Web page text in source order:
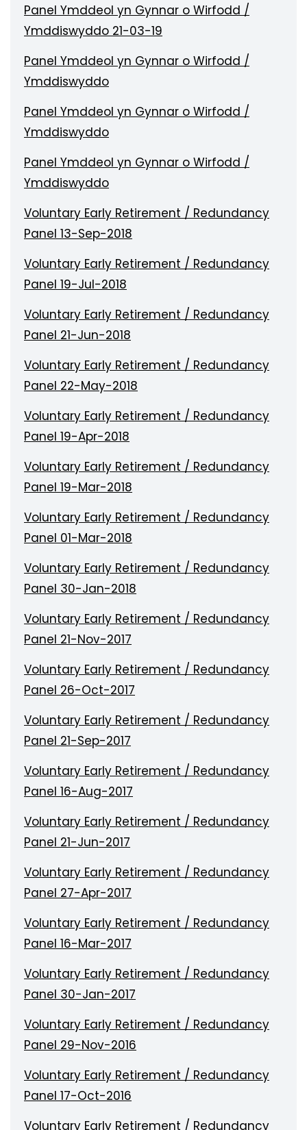
Panel Ymddeol yn Gynnar o Wirfodd /
Ymddiswyddo 21-03-19
Panel Ymddeol yn Gynnar o Wirfodd /
Ymddiswyddo
Panel Ymddeol yn Gynnar o Wirfodd /
Ymddiswyddo
Panel Ymddeol yn Gynnar o Wirfodd /
Ymddiswyddo
Voluntary Early Retirement / Redundancy
Panel 13-Sep-2018
Voluntary Early Retirement / Redundancy
Panel 19-Jul-2018
Voluntary Early Retirement / Redundancy
Panel 21-Jun-2018
Voluntary Early Retirement / Redundancy
Panel 22-May-2018
Voluntary Early Retirement / Redundancy
Panel 19-Apr-2018
Voluntary Early Retirement / Redundancy
Panel 19-Mar-2018
Voluntary Early Retirement / Redundancy
Panel 01-Mar-2018
Voluntary Early Retirement / Redundancy
Panel 30-Jan-2018
Voluntary Early Retirement / Redundancy
Panel 21-Nov-2017
Voluntary Early Retirement / Redundancy
Panel 26-Oct-2017
Voluntary Early Retirement / Redundancy
Panel 21-Sep-2017
Voluntary Early Retirement / Redundancy
Panel 16-Aug-2017
Voluntary Early Retirement / Redundancy
Panel 21-Jun-2017
Voluntary Early Retirement / Redundancy
Panel 27-Apr-2017
Voluntary Early Retirement / Redundancy
Panel 16-Mar-2017
Voluntary Early Retirement / Redundancy
Panel 30-Jan-2017
Voluntary Early Retirement / Redundancy
Panel 29-Nov-2016
Voluntary Early Retirement / Redundancy
Panel 17-Oct-2016
Voluntary Early Retirement / Redundancy